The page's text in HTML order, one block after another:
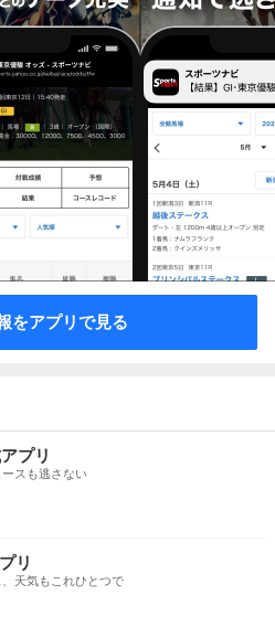
をアプリで見る
プリ
スも逃さない
リ
天気もこれひとつで